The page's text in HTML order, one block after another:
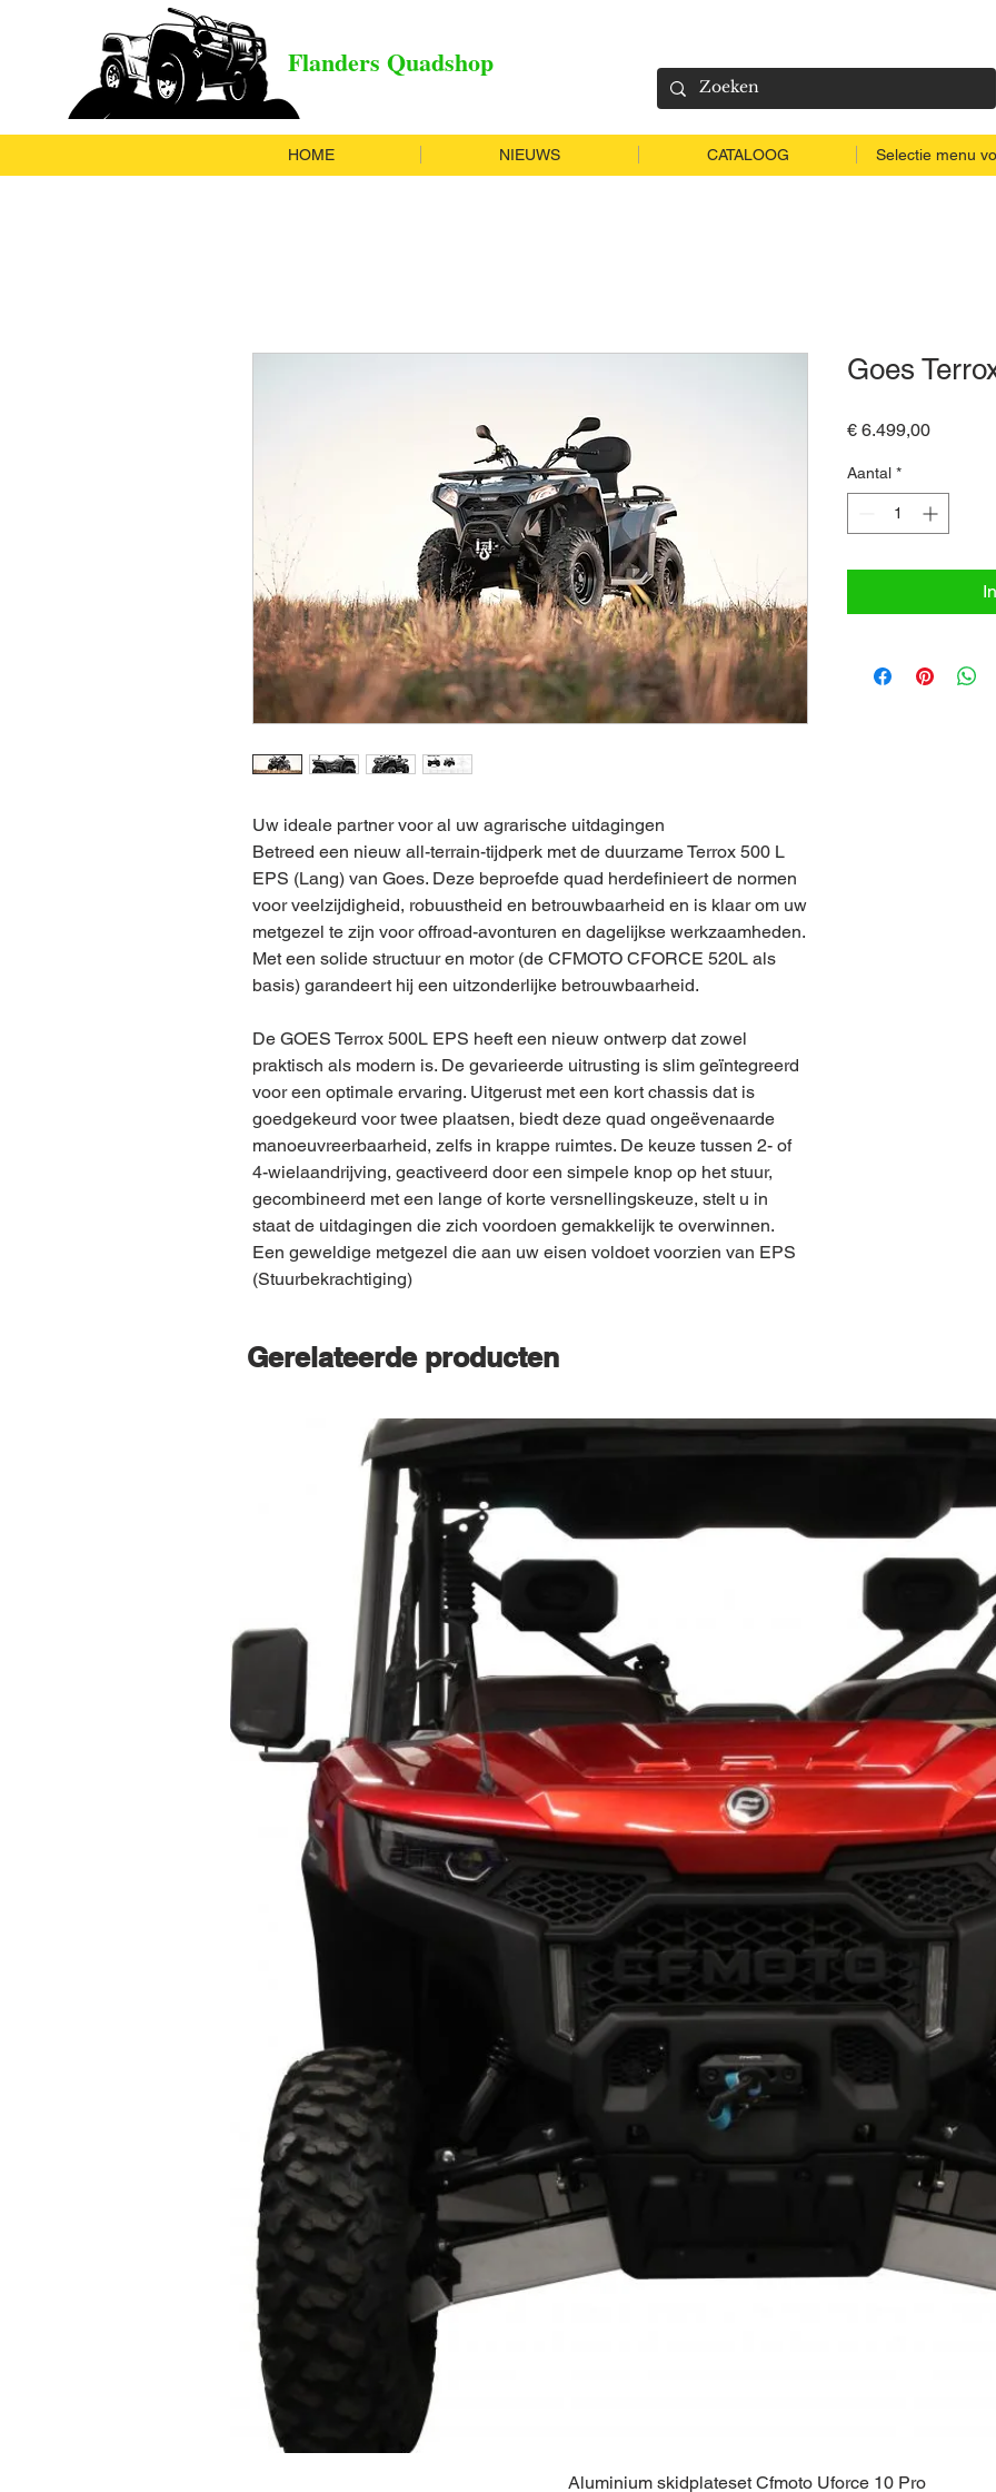
Flanders Quadshop
HOME NIEUWS CATALOOG Selectie menu
Uw ideale partner voor al uw agrarische uitdagingen
Betreed een nieuw all-terrain-tijdperk met de duurzame Terrox 500 L
EPS (Lang) van Goes. Deze beproefde quad herdefinieert de normen
voor veelzijdigheid, robuustheid en betrouwbaarheid en is klaar om uw
metgezel te zijn voor offroad-avonturen en dagelijkse werkzaamheden.
Met een solide structuur en motor (de CFMOTO CFORCE 520L als
basis) garandeert hij een uitzonderlijke betrouwbaarheid.
De GOES Terrox 500L EPS heeft een nieuw ontwerp dat zowel
praktisch als modern is. De gevarieerde uitrusting is slim geïntegreerd
voor een optimale ervaring. Uitgerust met een kort chassis dat is
goedgekeurd voor twee plaatsen, biedt deze quad ongeëvenaarde
manoeuvreerbaarheid, zelfs in krappe ruimtes. De keuze tussen 2- of
4-wielaandrijving, geactiveerd door een simpele knop op het stuur,
gecombineerd met een lange of korte versnellingskeuze, stelt u in
staat de uitdagingen die zich voordoen gemakkelijk te overwinnen.
Een geweldige metgezel die aan uw eisen voldoet voorzien van EPS
(Stuurbekrachtiging)
Goes
€ 6.499,00Prijs
Aantal *
Gerelateerde producten
Snel overzicht
Aluminium skidplateset Cfmoto Uforce 10 Pro